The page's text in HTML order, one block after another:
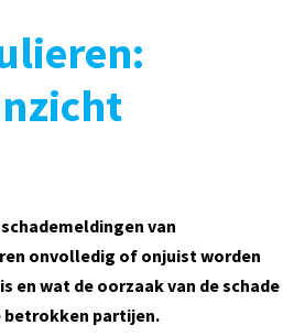
van
onvolledig of onjuist worden
en wat de oorzaak van de schade
betrokken partijen.